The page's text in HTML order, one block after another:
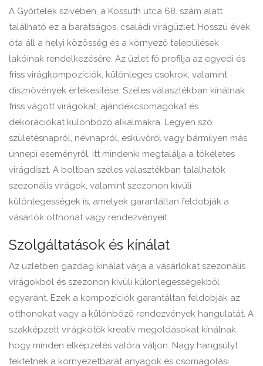
A Győrtelek szívében, a Kossuth utca 68. szám alatt
található ez a barátságos, családi virágüzlet. Hosszú évek
óta áll a helyi közösség és a környező települések
lakóinak rendelkezésére. Az üzlet fő profilja az egyedi és
friss virágkompozíciók, különleges csokrok, valamint
dísznövények értékesítése. Széles választékban kínálnak
friss vágott virágokat, ajándékcsomagokat és
dekorációkat különböző alkalmakra. Legyen szó
születésnapról, névnapról, esküvőről vagy bármilyen más
ünnepi eseményről, itt mindenki megtalálja a tökéletes
virágdíszt. A boltban széles választékban találhatók
szezonális virágok, valamint szezonon kívüli
különlegességek is, amelyek garantáltan feldobják a
vásárlók otthonát vagy rendezvényeit.
Szolgáltatások és kínálat
Az üzletben gazdag kínálat várja a vásárlókat szezonális
virágokból és szezonon kívüli különlegességekből
egyaránt. Ezek a kompozíciók garantáltan feldobják az
otthonokat vagy a különböző rendezvények hangulatát. A
szakképzett virágkötők kreatív megoldásokat kínálnak,
hogy minden elképzelés valóra váljon. Nagy hangsúlyt
fektetnek a környezetbarát anyagok és csomagolási